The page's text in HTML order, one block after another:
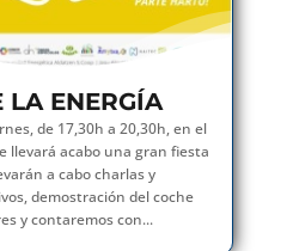
LA ENERGÍA
de 17,30h a 20,30h, en el
llevará acabo una gran fiesta
a cabo charlas y
demostración del coche
y contaremos con...